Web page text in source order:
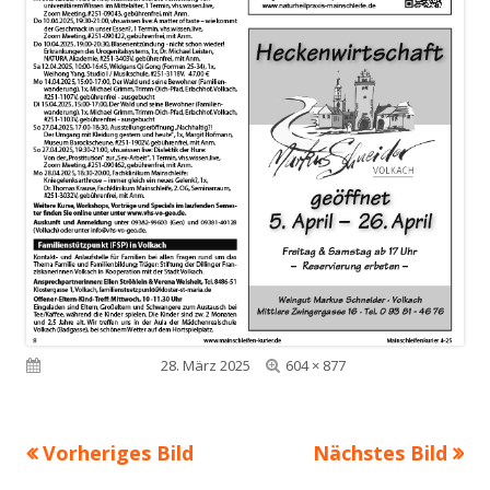
Veröffentlicht am28. März 2025
Volle
604 × 877
Vorheriges Bild Nächstes Bild